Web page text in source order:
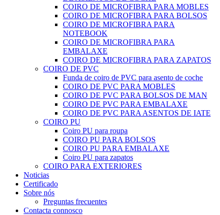
COIRO DE MICROFIBRA PARA MOBLES
COIRO DE MICROFIBRA PARA BOLSOS
COIRO DE MICROFIBRA PARA
NOTEBOOK
COIRO DE MICROFIBRA PARA
EMBALAXE
COIRO DE MICROFIBRA PARA ZAPATOS
COIRO DE PVC
Funda de coiro de PVC para asento de coche
COIRO DE PVC PARA MOBLES
COIRO DE PVC PARA BOLSOS DE MAN
COIRO DE PVC PARA EMBALAXE
COIRO DE PVC PARA ASENTOS DE IATE
COIRO PU
Coiro PU para roupa
COIRO PU PARA BOLSOS
COIRO PU PARA EMBALAXE
Coiro PU para zapatos
COIRO PARA EXTERIORES
Noticias
Certificado
Sobre nós
Preguntas frecuentes
Contacta connosco